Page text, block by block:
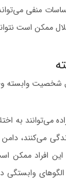
منفی
ممکن است
شخصیت وابسته
می‌توانند به
می‌کنند،
افراد ممکن
وابستگی